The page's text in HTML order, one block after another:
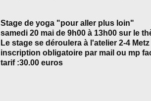
Stage de yoga "pour aller plus loin"
samedi 20 mai de 9h00 à 13h00 sur le
Le stage se déroulera à l'atelier 2-4
inscription obligatoire par mail ou mp
tarif :30.00 euros